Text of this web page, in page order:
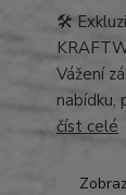
🛠️
Vážení
nabídku,
číst celé